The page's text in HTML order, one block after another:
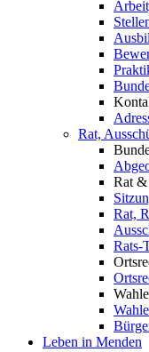
Rat,
Rat &
Rat,
Rats-
Leben in Menden